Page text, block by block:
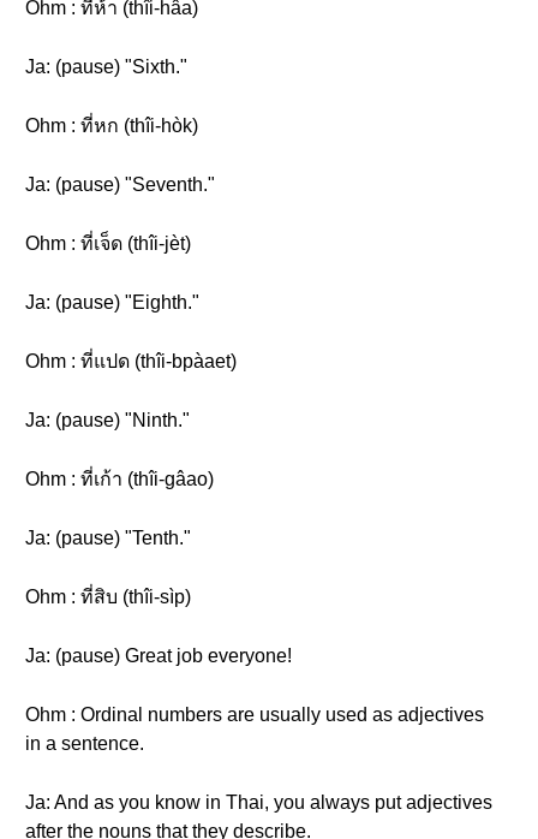
Ohm : ที่ห้า (thîi-hâa)
Ja: (pause) "Sixth."
Ohm : ที่หก (thîi-hòk)
Ja: (pause) "Seventh."
Ohm : ที่เจ็ด (thîi-jèt)
Ja: (pause) "Eighth."
Ohm : ที่แปด (thîi-bpàaet)
Ja: (pause) "Ninth."
Ohm : ที่เก้า (thîi-gâao)
Ja: (pause) "Tenth."
Ohm : ที่สิบ (thîi-sìp)
Ja: (pause) Great job everyone!
Ohm : Ordinal numbers are usually used as adjectives
in a sentence.
Ja: And as you know in Thai, you always put adjectives
after the nouns that they describe.